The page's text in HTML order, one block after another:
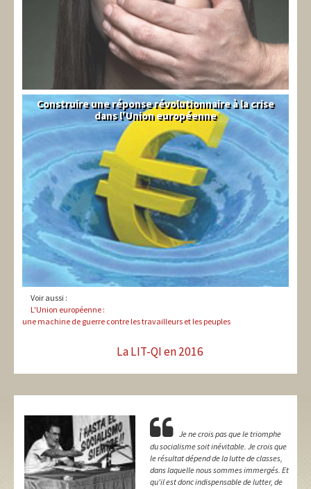
Syndical
Construire une réponse révolutionnaire à la crise
dans l'Union européenne
Voir aussi :
L'Union européenne :
une machine de guerre contre les travailleurs et les peuples
La LIT-QI en 2016
Je ne crois pas que le triomphe
du socialisme soit inévitable. Je crois que
le résultat dépend de la lutte de classes,
dans laquelle nous sommes immergés. Et
qu'il est donc indispensable de lutter, de